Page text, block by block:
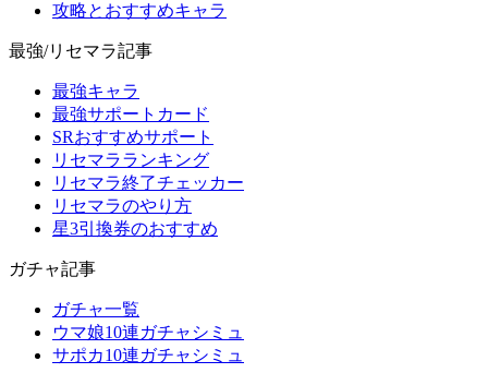
攻略とおすすめキャラ
最強/リセマラ記事
最強キャラ
最強サポートカード
SRおすすめサポート
リセマラランキング
リセマラ終了チェッカー
リセマラのやり方
星3引換券のおすすめ
ガチャ記事
ガチャ一覧
ウマ娘10連ガチャシミュ
サポカ10連ガチャシミュ